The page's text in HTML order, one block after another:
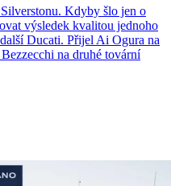
Kdyby šlo jen o
výsledek kvalitou jednoho
Ducati. Přijel Ai Ogura na
na druhé tovární